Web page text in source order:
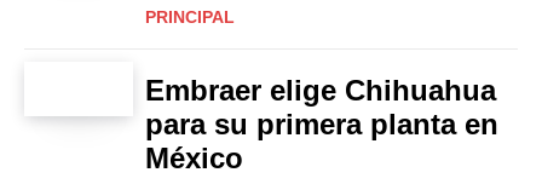
PRINCIPAL
Embraer elige Chihuahua
para su primera planta en
México